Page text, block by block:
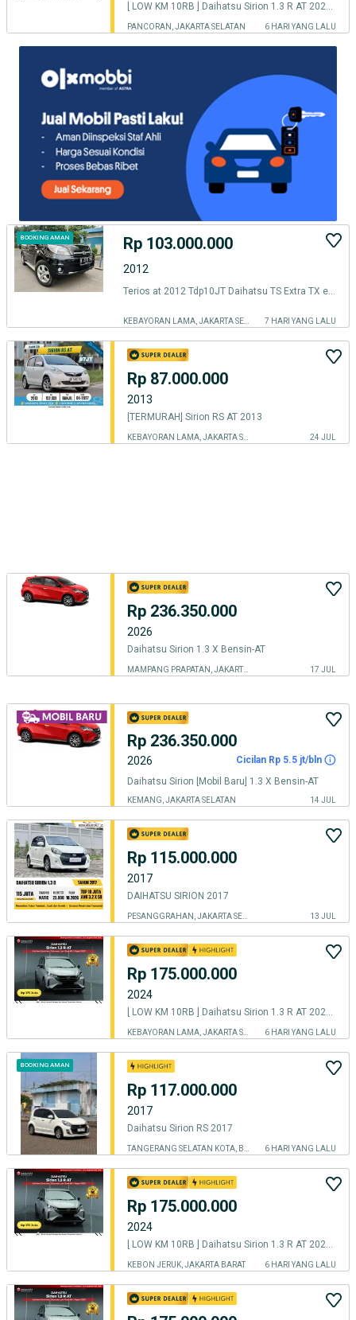
[ LOW KM 10RB ] Daihatsu Sirion 1.3 R AT 2024/2025
PANCORAN, JAKARTA SELATAN 6 HARI YANG LALU
BOOKING AMAN Rp 103.000.000
2012
Terios at 2012 Tdp10JT Daihatsu TS Extra TX ertiga evalia sirion matic
7 HARI YANG LALU
Rp 87.000.000
2013
[TERMURAH] Sirion RS AT 2013
24 JUL
Rp 236.350.000
2026
Daihatsu Sirion 1.3 X Bensin-AT
MAMPANG PRAPATAN, JAKARTA SELATAN 17 JUL
Rp 236.350.000
2026
Cicilan Rp 5.5 jt/bln
Daihatsu Sirion [Mobil Baru] 1.3 X Bensin-AT
KEMANG, JAKARTA SELATAN 14 JUL
Rp 115.000.000
2017
DAIHATSU SIRION 2017
13 JUL
Rp 175.000.000
2024
[ LOW KM 10RB ] Daihatsu Sirion 1.3 R AT 2024 2025
6 HARI YANG LALU
BOOKING AMAN
Rp 117.000.000
2017
Daihatsu Sirion RS 2017
6 HARI YANG LALU
Rp 175.000.000
2024
[ LOW KM 10RB ] Daihatsu Sirion 1.3 R AT 2024 2025
KEBON JERUK, JAKARTA BARAT 6 HARI YANG LALU